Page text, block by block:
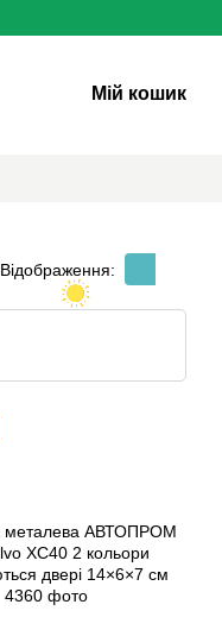
Мій кошик
Відображення: